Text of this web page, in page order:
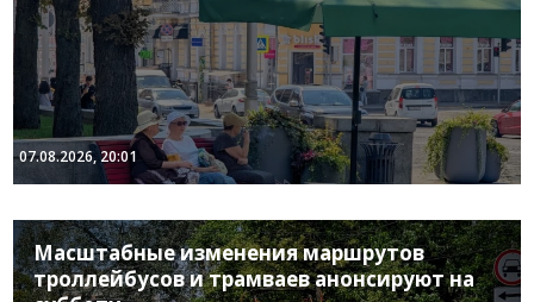
07.08.2026, 20:01
Масштабные изменения маршрутов
троллейбусов и трамваев анонсируют на